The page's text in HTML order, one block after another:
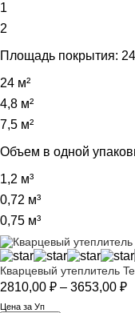
1
2
Площадь покрытия:
24 м²
4,8 м²
7,5 м²
Объем в одной
1,2 м³
0,72 м³
0,75 м³
Кварцевый утеплитель
2810,00 ₽ – 3653,00 ₽
Цена за Уп